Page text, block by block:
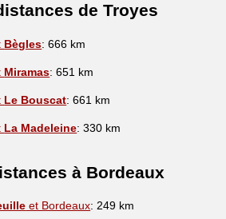
de Troyes
Bègles: 666 km
Miramas: 651 km
Le Bouscat: 661 km
La Madeleine: 330 km
à Bordeaux
et Bordeaux: 249 km